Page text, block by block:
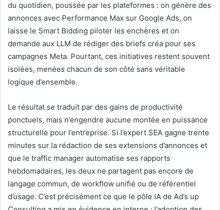
du quotidien, poussée par les plateformes : on génère des
annonces avec Performance Max sur Google Ads, on
laisse le Smart Bidding piloter les enchères et on
demande aux LLM de rédiger des briefs créa pour ses
campagnes Meta. Pourtant, ces initiatives restent souvent
isolées, menées chacun de son côté sans véritable
logique d’ensemble.
Le résultat se traduit par des gains de productivité
ponctuels, mais n’engendre aucune montée en puissance
structurelle pour l’entreprise. Si l’expert SEA gagne trente
minutes sur la rédaction de ses extensions d’annonces et
que le traffic manager automatise ses rapports
hebdomadaires, les deux ne partagent pas encore de
langage commun, de workflow unifié ou de référentiel
d’usage. C’est précisément ce que le pôle IA de Ad’s up